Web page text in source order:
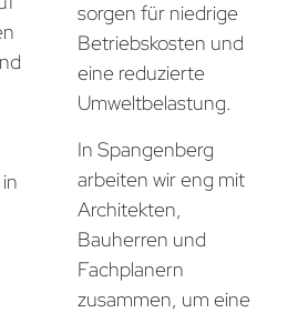
sorgen für niedrige
Betriebskosten und
eine reduzierte
Umweltbelastung.
In Spangenberg
arbeiten wir eng mit
Architekten,
Bauherren und
Fachplanern
zusammen, um eine